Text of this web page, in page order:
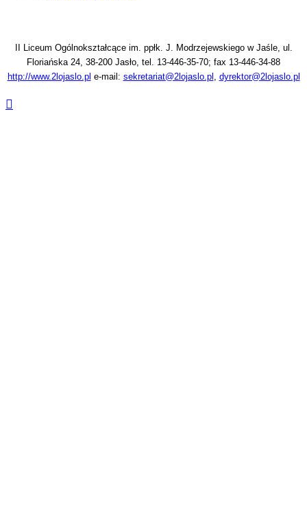
II Liceum Ogólnokształcące im. ppłk. J. Modrzejewskiego w Jaśle, ul.
Floriańska 24, 38-200 Jasło, tel. 13-446-35-70; fax 13-446-34-88
http://www.2lojaslo.pl e-mail: sekretariat@2lojaslo.pl , dyrektor@2lojaslo.pl